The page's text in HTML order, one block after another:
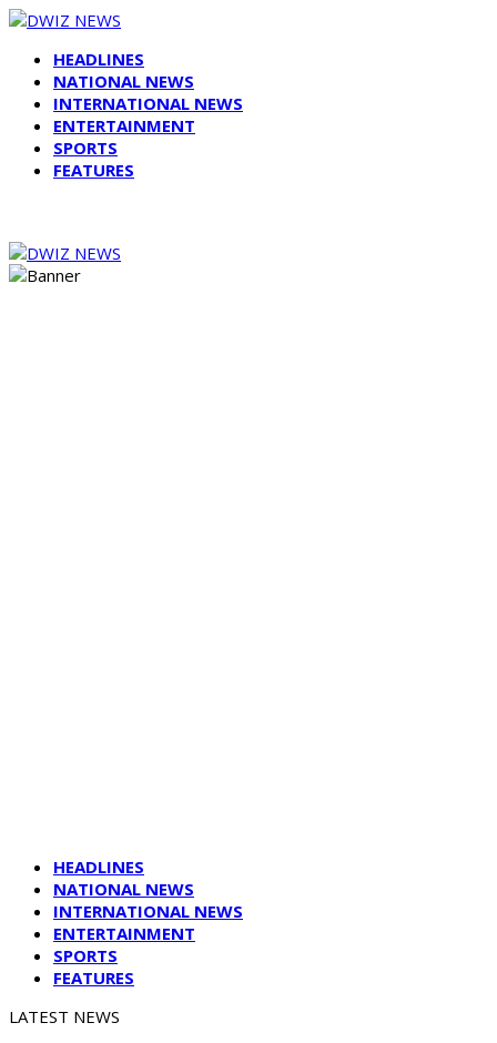
HEADLINES
NATIONAL NEWS
INTERNATIONAL NEWS
ENTERTAINMENT
SPORTS
FEATURES
HEADLINES
NATIONAL NEWS
INTERNATIONAL NEWS
ENTERTAINMENT
SPORTS
FEATURES
LATEST NEWS